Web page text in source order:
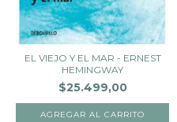
EL VIEJO Y EL MAR - ERNEST
HEMINGWAY
$25.499,00